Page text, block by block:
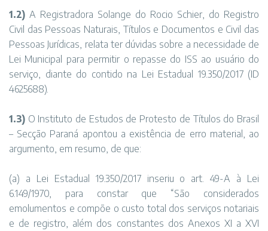
1.2) A Registradora Solange do Rocio Schier, do Registro
Civil das Pessoas Naturais, Títulos e Documentos e Civil das
Pessoas Jurídicas, relata ter dúvidas sobre a necessidade de
Lei Municipal para permitir o repasse do ISS ao usuário do
serviço, diante do contido na Lei Estadual 19.350/2017 (ID
4625688).
1.3) O Instituto de Estudos de Protesto de Títulos do Brasil
– Secção Paraná apontou a existência de erro material, ao
argumento, em resumo, de que:
(a) a Lei Estadual 19.350/2017 inseriu o art. 49-A à Lei
6.149/1970, para constar que “São considerados
emolumentos e compõe o custo total dos serviços notariais
e de registro, além dos constantes dos Anexos XI a XVI